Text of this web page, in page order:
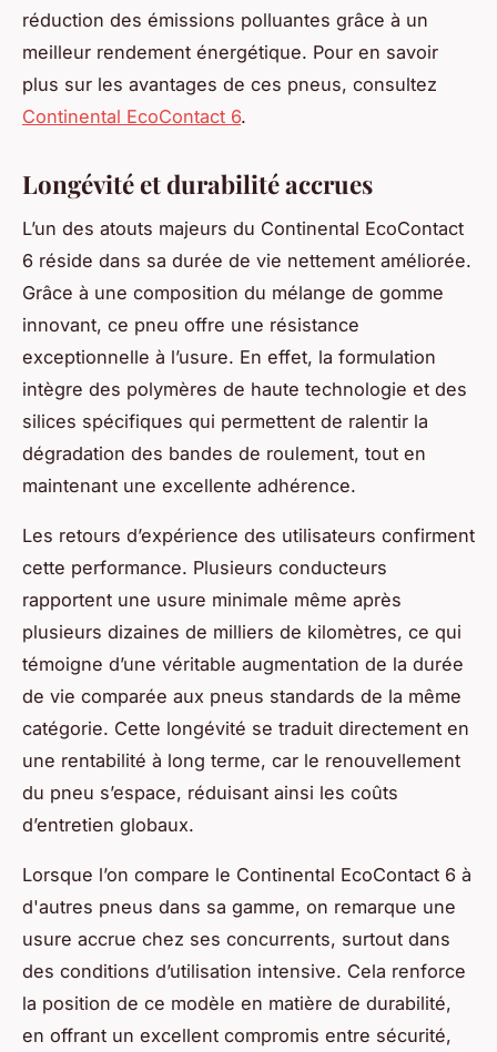
réduction des émissions polluantes grâce à un
meilleur rendement énergétique. Pour en savoir
plus sur les avantages de ces pneus, consultez
Continental EcoContact 6.
Longévité et durabilité accrues
L’un des atouts majeurs du Continental EcoContact
6 réside dans sa durée de vie nettement améliorée.
Grâce à une composition du mélange de gomme
innovant, ce pneu offre une résistance
exceptionnelle à l’usure. En effet, la formulation
intègre des polymères de haute technologie et des
silices spécifiques qui permettent de ralentir la
dégradation des bandes de roulement, tout en
maintenant une excellente adhérence.
Les retours d’expérience des utilisateurs confirment
cette performance. Plusieurs conducteurs
rapportent une usure minimale même après
plusieurs dizaines de milliers de kilomètres, ce qui
témoigne d’une véritable augmentation de la durée
de vie comparée aux pneus standards de la même
catégorie. Cette longévité se traduit directement en
une rentabilité à long terme, car le renouvellement
du pneu s’espace, réduisant ainsi les coûts
d’entretien globaux.
Lorsque l’on compare le Continental EcoContact 6 à
d'autres pneus dans sa gamme, on remarque une
usure accrue chez ses concurrents, surtout dans
des conditions d’utilisation intensive. Cela renforce
la position de ce modèle en matière de durabilité,
en offrant un excellent compromis entre sécurité,